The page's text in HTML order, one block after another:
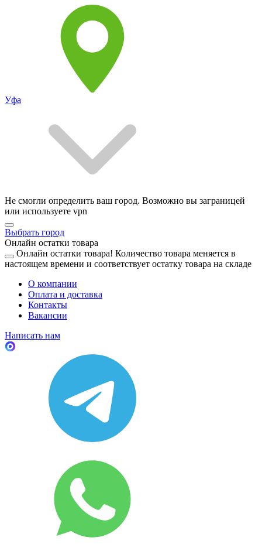
Уфа
Не смогли определить ваш город. Возможно вы заграницей
или используете vpn
Выбрать город
Онлайн остатки товара
Онлайн остатки товара! Количество товара меняется в
настоящем времени и соответствует остатку товара на складе
О компании
Оплата и доставка
Контакты
Вакансии
Написать нам